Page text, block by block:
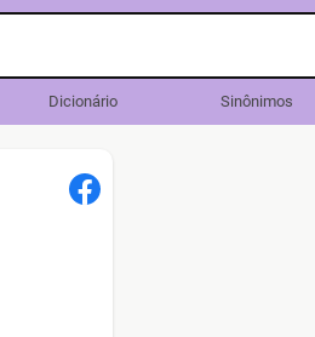
Dicionário Sinônimos